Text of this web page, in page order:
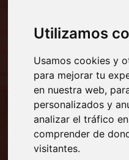
Utilizamos
Usamos cookies y
para mejorar tu
en nuestra web,
personalizados y
analizar el tráfico
comprender de
visitantes.